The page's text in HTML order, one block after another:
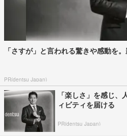
「さすが」と言われる驚きや感動を
PR(dentsu Japan)
「楽しさ」を感じ
ィビティを届ける
PR(dentsu Japan)